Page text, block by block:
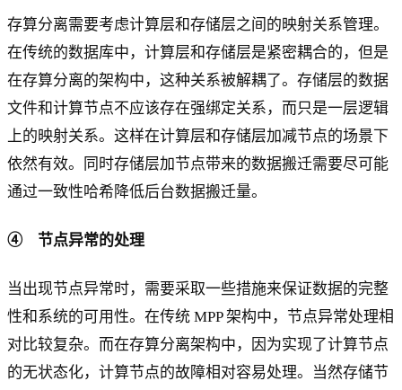
存算分离需要考虑计算层和存储层之间的映射关系管理。
在传统的数据库中，计算层和存储层是紧密耦合的，但是
在存算分离的架构中，这种关系被解耦了。存储层的数据
文件和计算节点不应该存在强绑定关系，而只是一层逻辑
上的映射关系。这样在计算层和存储层加减节点的场景下
依然有效。同时存储层加节点带来的数据搬迁需要尽可能
通过一致性哈希降低后台数据搬迁量。
④ 节点异常的处理
当出现节点异常时，需要采取一些措施来保证数据的完整
性和系统的可用性。在传统 MPP 架构中，节点异常处理相
对比较复杂。而在存算分离架构中，因为实现了计算节点
的无状态化，计算节点的故障相对容易处理。当然存储节